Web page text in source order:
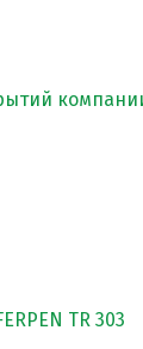
TR 303